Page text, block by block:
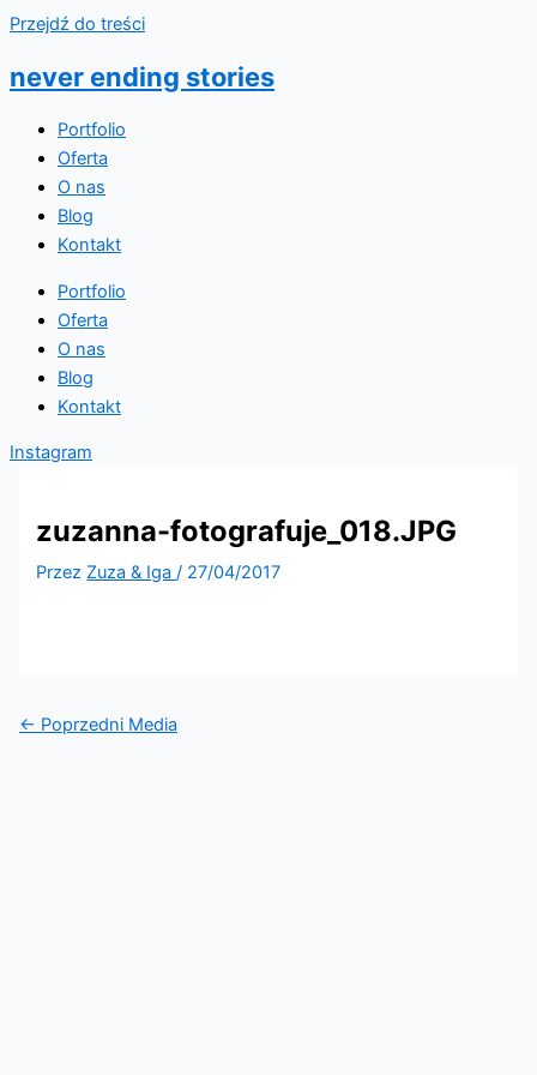
Przejdź do treści
never ending stories
Portfolio
Oferta
O nas
Blog
Kontakt
Portfolio
Oferta
O nas
Blog
Kontakt
Instagram
zuzanna-fotografuje_018.JPG
Przez Zuza & Iga/ 27/04/2017
← Poprzedni Media